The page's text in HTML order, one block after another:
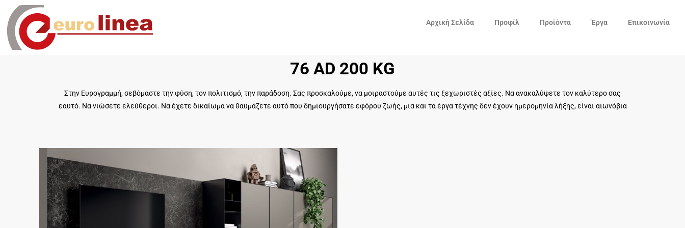
Αρχική Σελίδα Προφίλ Προϊόντα Έργα Επικοινωνία
76 AD 200 KG
Στην Ευρογραμμή, σεβόμαστε την φύση, τον πολιτισμό, την παράδοση. Σας προσκαλούμε, να μοιραστούμε αυτές τις ξεχωριστές αξίες. Να ανακαλύψετε τον καλύτερο σας
εαυτό. Να νιώσετε ελεύθεροι. Να έχετε δικαίωμα να θαυμάζετε αυτό που δημιουργήσατε εφόρου ζωής, μια και τα έργα τέχνης δεν έχουν ημερομηνία λήξης, είναι αιωνόβια